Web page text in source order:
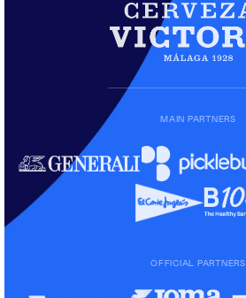
MAIN PARTNERS
OFFICIAL PARTNERS